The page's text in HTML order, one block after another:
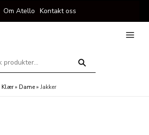
Om Atello Kontakt oss
Klær» Dame» Jakker